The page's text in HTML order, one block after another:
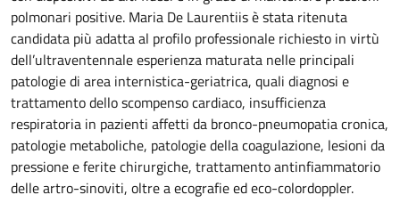
polmonari positive. Maria De Laurentiis è stata ritenuta
candidata più adatta al profilo professionale richiesto in virtù
dell’ultraventennale esperienza maturata nelle principali
patologie di area internistica-geriatrica, quali diagnosi e
trattamento dello scompenso cardiaco, insufficienza
respiratoria in pazienti affetti da bronco-pneumopatia cronica,
patologie metaboliche, patologie della coagulazione, lesioni da
pressione e ferite chirurgiche, trattamento antinfiammatorio
delle artro-sinoviti, oltre a ecografie ed eco-colordoppler.